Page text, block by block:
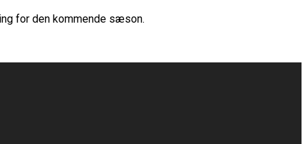
for den kommende sæson.